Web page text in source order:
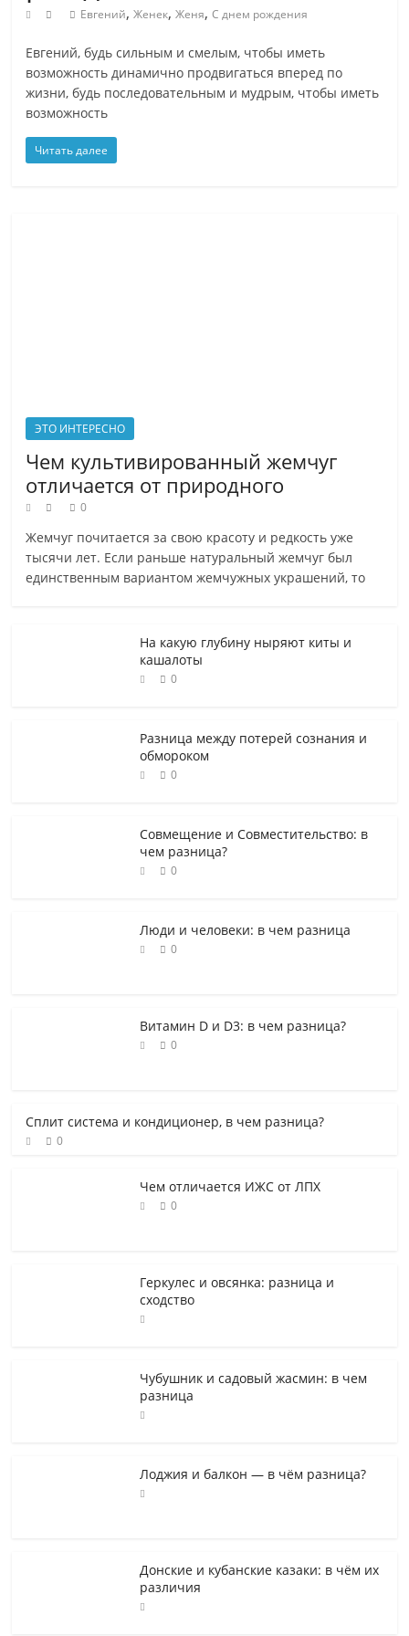
на
распространенный
природе,
друзьям
Евгений,Женек,Женя,С днем рождения
Евгений, будь сильным и смелым, чтобы иметь
возможность динамично продвигаться вперед по
жизни, будь последовательным и мудрым, чтобы иметь
возможность
Читать далее
ЭТО ИНТЕРЕСНО
Чем культивированный жемчуг
отличается от природного
0
Жемчуг почитается за свою красоту и редкость уже
тысячи лет. Если раньше натуральный жемчуг был
единственным вариантом жемчужных украшений, то
На какую глубину ныряют киты и
кашалоты
0
Разница между потерей сознания и
обмороком
0
Совмещение и Совместительство: в
чем разница?
0
Люди и человеки: в чем разница
0
Витамин D и D3: в чем разница?
0
Сплит система и кондиционер, в чем разница?
0
Чем отличается ИЖС от ЛПХ
0
Геркулес и овсянка: разница и
сходство
Чубушник и садовый жасмин: в чем
разница
Лоджия и балкон — в чём разница?
Донские и кубанские казаки: в чём их
различия